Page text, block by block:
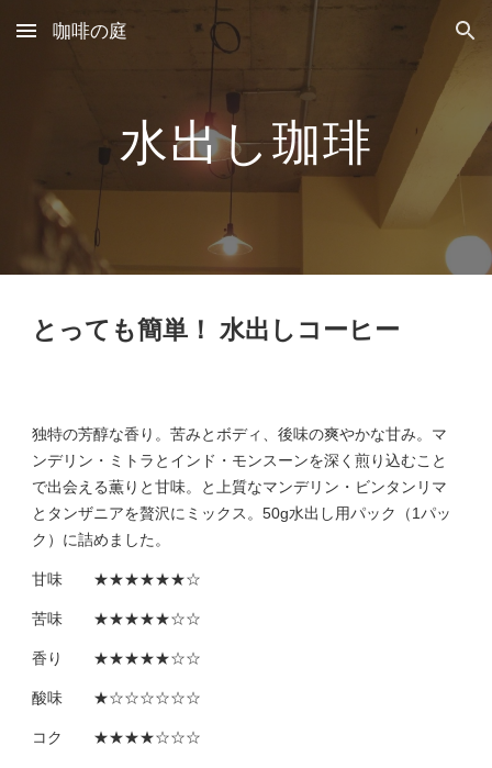
Skip to main content Skip to navigation
咖啡の庭
水出し珈琲
とっても簡単！ 水出しコーヒー
独特の芳醇な香り。苦みとボディ、後味の爽やかな甘み。マ
ンデリン・ミトラとインド・モンスーンを深く煎り込むこと
で出会える薫りと甘味。と上質なマンデリン・ビンタンリマ
とタンザニアを贅沢にミックス。50g水出し用パック（1パッ
ク）に詰めました。
甘味 ★★★★★★☆
苦味 ★★★★★☆☆
香り ★★★★★☆☆
酸味 ★☆☆☆☆☆☆
コク ★★★★☆☆☆